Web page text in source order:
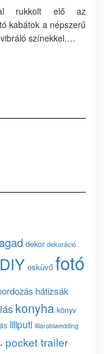
rukkolt elő az
kabátok a népszerű
színekkel.…
dekor dekoráció
DIY esküvő fotó
hátizsák
konyha könyv
liliputi lillarobiwedding
pocket trailer